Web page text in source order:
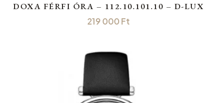
DOXA FÉRFI ÓRA – 112.10.101.10 – D-LUX
219 000 Ft